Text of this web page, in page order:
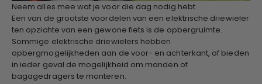
Neem alles mee wat je voor die dag nodig hebt.
Een van de grootste voordelen van een elektrische driewieler
ten opzichte van een gewone fiets is de opbergruimte.
Sommige elektrische driewielers hebben
opbergmogelijkheden aan de voor- en achterkant, of bieden
in ieder geval de mogelijkheid om manden of
bagagedragers te monteren.